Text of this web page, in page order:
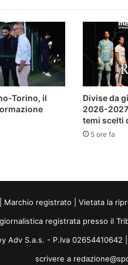
Torino, il
Divise da
2026-
temi scelti
5 ore fa
registrato | Vietata la
registrata presso il
Adv S.a.s. - P.Iva
scrivere a